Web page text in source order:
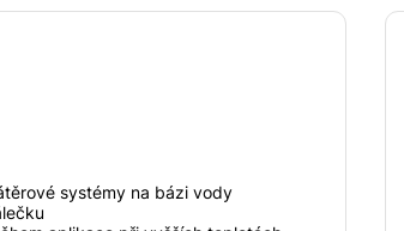
systémy na bázi vody